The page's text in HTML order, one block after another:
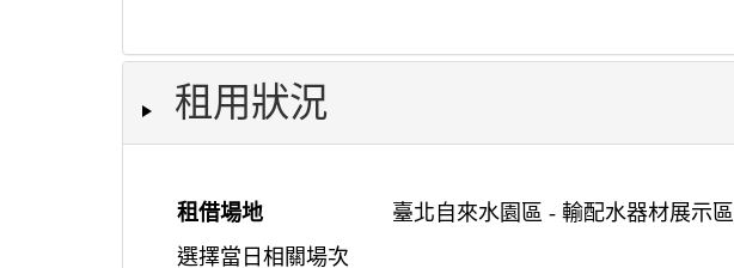
租用狀況
租借場地
臺北自來水園區 - 輸配水器材展示區
選擇當日相關場次